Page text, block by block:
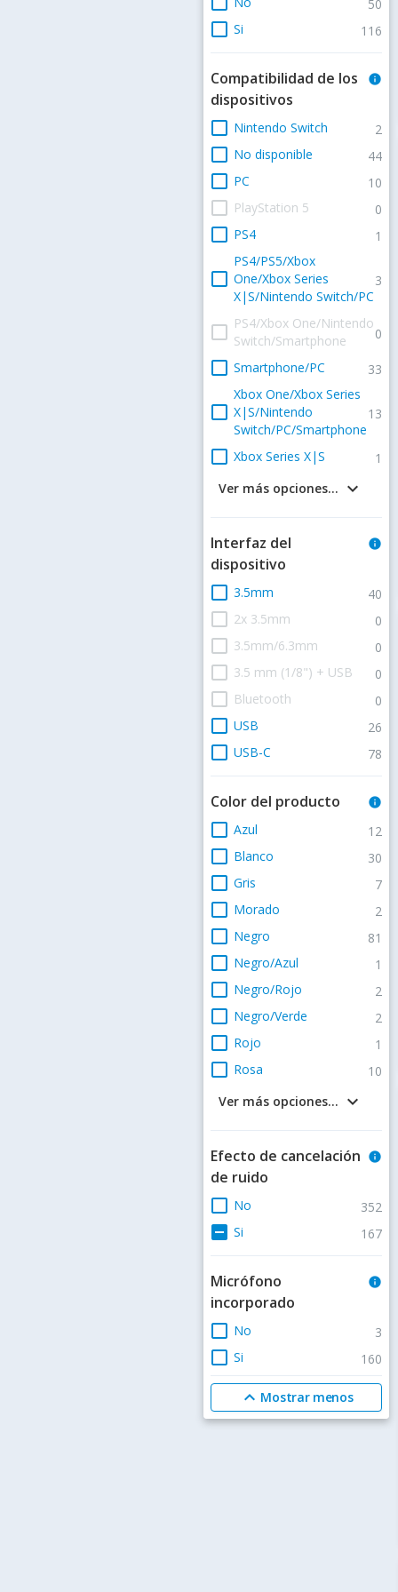
50
check_box_outline_blank Si 116
Compatibilidad de los
dispositivos
info
check_box_outline_blank Nintendo Switch 2
check_box_outline_blank No disponible 44
check_box_outline_blank PC 10
check_box_outline_blank PlayStation 5 0
check_box_outline_blank PS4 1
check_box_outline_blank
PS4/PS5/Xbox
One/Xbox Series
X|S/Nintendo Switch/PC
3
check_box_outline_blank PS4/Xbox One/Nintendo
Switch/Smartphone
0
check_box_outline_blank Smartphone/PC 33
check_box_outline_blank
Xbox One/Xbox Series
X|S/Nintendo
Switch/PC/Smartphone
13
check_box_outline_blank Xbox Series X|S 1
keyboard_arrow_down
Ver más opciones...
Interfaz del
dispositivo
info
check_box_outline_blank 3.5mm 40
check_box_outline_blank 2x 3.5mm 0
check_box_outline_blank 3.5mm/6.3mm 0
check_box_outline_blank 3.5 mm (1/8") + USB 0
check_box_outline_blank Bluetooth 0
check_box_outline_blank USB 26
check_box_outline_blank USB-C 78
Color del producto info
check_box_outline_blank Azul 12
check_box_outline_blank Blanco 30
check_box_outline_blank Gris 7
check_box_outline_blank Morado 2
check_box_outline_blank Negro 81
check_box_outline_blank Negro/Azul 1
check_box_outline_blank Negro/Rojo 2
check_box_outline_blank Negro/Verde 2
check_box_outline_blank Rojo 1
check_box_outline_blank Rosa 10
keyboard_arrow_down
Ver más opciones...
Efecto de cancelación
de ruido
info
check_box_outline_blank No 352
indeterminate_check_box Si 167
Micrófono
incorporado
info
check_box_outline_blank No 3
check_box_outline_blank Si 160
expand_less Mostrar menos